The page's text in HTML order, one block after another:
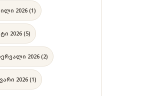
2026 (1)
2026 (5)
2026 (2)
2026 (1)